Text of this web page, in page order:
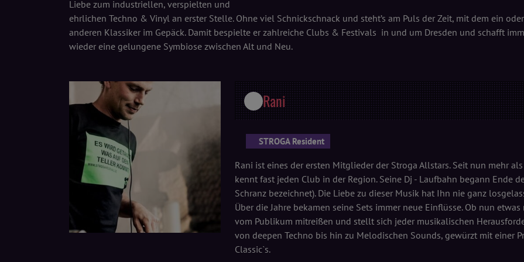
Liebe zum industriellen, verspielten und
ehrlichen Techno & Vinyl an erster Stelle. Ohne viel Schnickschnack und steht’s am Puls der Zeit, mit dem ein oder
anderen Klassiker im Gepäck. Damit bespielte er zahlreiche Clubs & Festivals in und um Dresden und schafft
wieder eine gelungene Symbiose zwischen Alt und Neu.
Rani
STROGA Resident
Rani ist eines der ersten Mitglieder der Stroga Allstars. Seit nun mehr
kennt fast jeden Club in der Region. Seine Dj - Laufbahn begann Ende
Schranz bezeichnet). Die Liebe zu dieser Musik hat Ihn nie ganz
Über die Jahre bekamen seine Sets immer neue Einflüsse. Ob nun
vom Publikum mitreißen und stellt sich jeder musikalischen
von deepen Techno bis hin zu Melodischen Sounds, gewürzt mit einer
Classic`s.